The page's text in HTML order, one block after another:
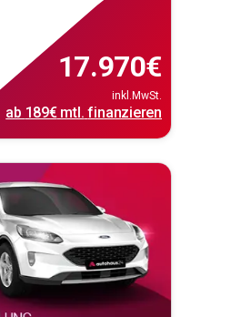
17.970€
inkl.MwSt.
ab 189€mtl. finanzieren